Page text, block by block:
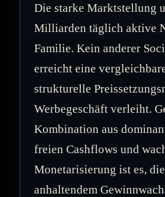
Die starke Marktstellung
Milliarden täglich aktive
Familie. Kein anderer
erreicht eine
strukturelle
Werbegeschäft verleiht.
Kombination aus
freien Cashflows und
Monetarisierung ist es,
anhaltendem